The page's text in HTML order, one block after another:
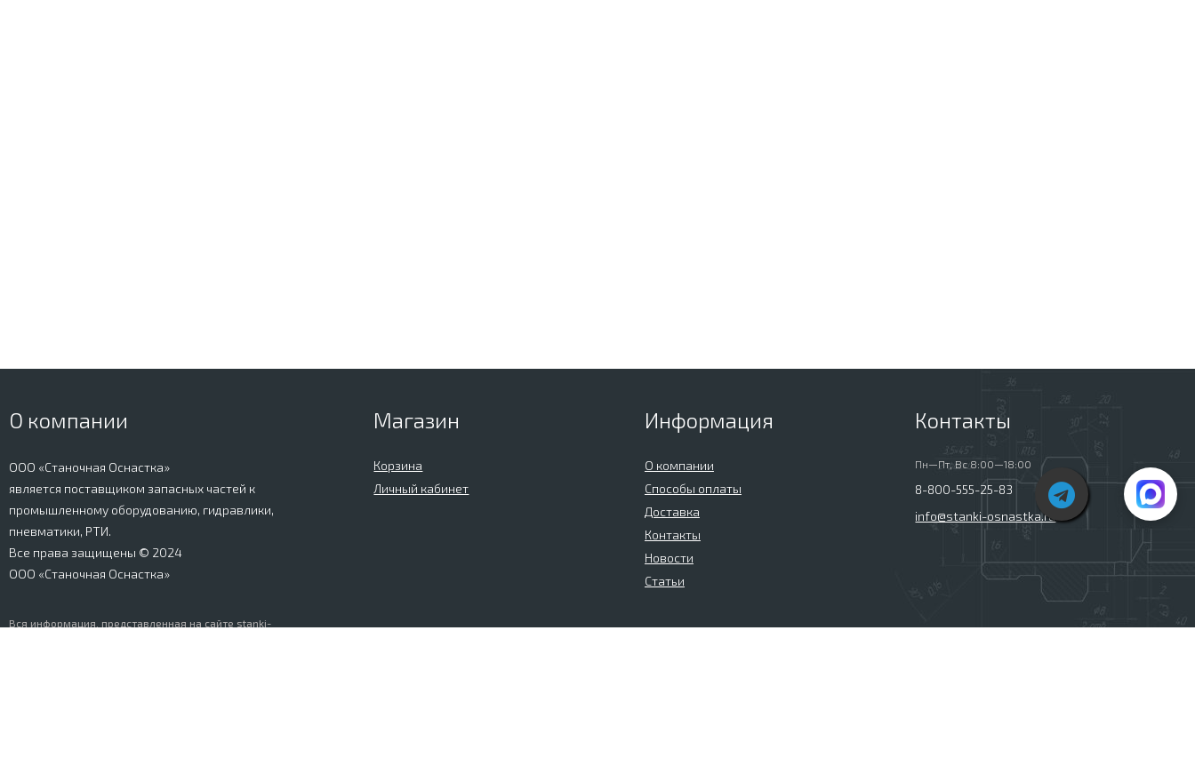
О компании
ООО «Станочная Оснастка»
является поставщиком запасных частей к
промышленному оборудованию, гидравлики,
пневматики, РТИ.
Все права защищены © 2024
ООО «Станочная Оснастка»
Вся информация, представленная на сайте stanki-
Магазин
Корзина
Личный кабинет
Информация
О компании
Способы оплаты
Доставка
Контакты
Новости
Статьи
Контакты
Пн—Пт, Вс 8:00—18:00
8-800-555-25-83
info@stanki-osnastka.ru